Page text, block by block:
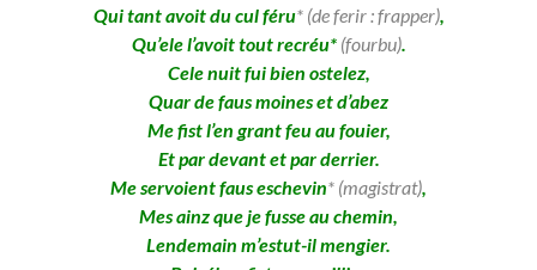
Qui tant avoit du cul féru* (de ferir : frapper),
Qu’ele l’avoit tout recréu* (fourbu).
Cele nuit fui bien ostelez,
Quar de faus moines et d’abez
Me fist l’en grant feu au fouier,
Et par devant et par derrier.
Me servoient faus eschevin* (magistrat),
Mes ainz que je fusse au chemin,
Lendemain m’estut-il mengier.